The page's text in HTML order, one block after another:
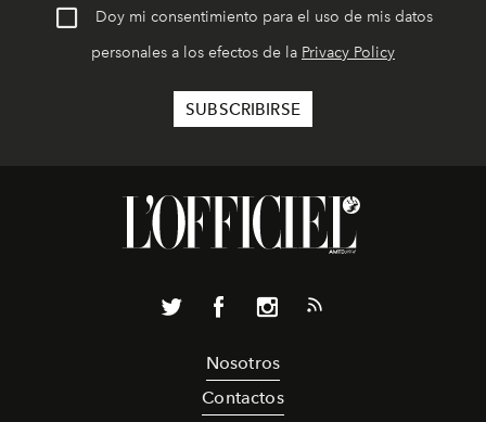
Doy mi consentimiento para el uso de mis datos
personales a los efectos de la Privacy Policy
Nosotros
Contactos